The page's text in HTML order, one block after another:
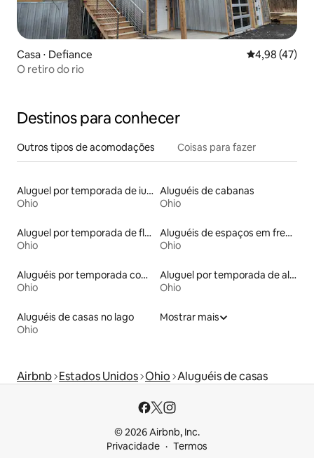
Casa ⋅ Defiance 4,98 de uma
4,98 (47)
O retiro do rio
Destinos para conhecer
Outros tipos de acomodações Coisas para fazer
Aluguel por temporada de iurtas
Ohio
Aluguéis de cabanas
Ohio
Aluguel por temporada de flats
Ohio
Aluguéis de espaços em frente à praia
Ohio
Aluguéis por temporada com acesso ao lago
Ohio
Aluguel por temporada de alojamentos ecológicos
Ohio
Aluguéis de casas no lago
Ohio
Mostrar mais
Airbnb Estados Unidos Ohio Aluguéis de casas
© 2026 Airbnb, Inc.
Privacidade
Termos